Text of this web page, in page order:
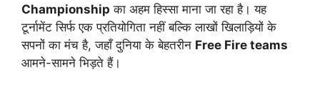
Championship का अहम हिस्सा माना जा रहा है। यह
टूर्नामेंट सिर्फ एक प्रतियोगिता नहीं बल्कि लाखों खिलाड़ियों के
सपनों का मंच है, जहाँ दुनिया के बेहतरीन Free Fire teams
आमने-सामने भिड़ते हैं।